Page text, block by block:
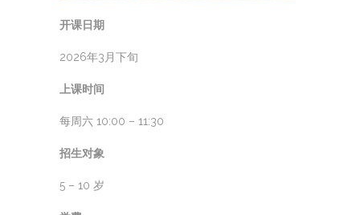
开课日期
2026年3月下旬
上课时间
每周六 10:00 – 11:30
招生对象
5 – 10 岁